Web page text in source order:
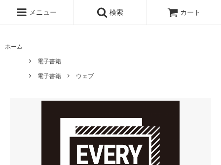
メニュー 検索 カート
ホーム
電子書籍
電子書籍
ウェブ